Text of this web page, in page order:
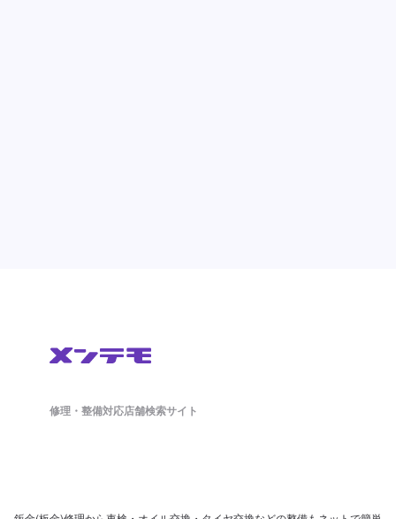
修理・整備対応店舗検索サイト